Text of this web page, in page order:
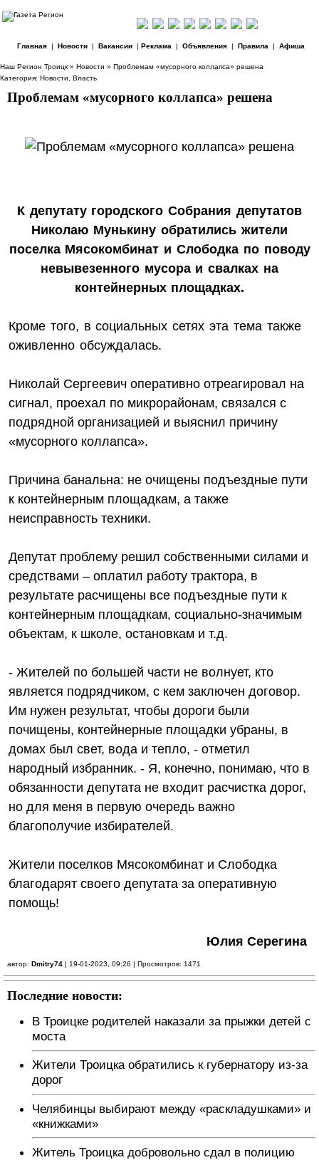
Главная| Новости| Вакансии| Реклама | Объявления| Правила | Афиша
Наш Регион Троицк » Новости » Проблемам «мусорного коллапса» решена
Категория: Новости Власть
Проблемам «мусорного коллапса» решена
К депутату городского Собрания депутатов
Николаю Мунькину обратились жители
поселка Мясокомбинат и Слободка по поводу
невывезенного мусора и свалках на
контейнерных площадках.
Кроме того, в социальных сетях эта тема также
оживленно обсуждалась.
Николай Сергеевич оперативно отреагировал на
сигнал, проехал по микрорайонам, связался с
подрядной организацией и выяснил причину
«мусорного коллапса».
Причина банальна: не очищены подъездные пути
к контейнерным площадкам, а также
неисправность техники.
Депутат проблему решил собственными силами и
средствами – оплатил работу трактора, в
результате расчищены все подъездные пути к
контейнерным площадкам, социально-значимым
объектам, к школе, остановкам и т.д.
- Жителей по большей части не волнует, кто
является подрядчиком, с кем заключен договор.
Им нужен результат, чтобы дороги были
почищены, контейнерные площадки убраны, в
домах был свет, вода и тепло, - отметил
народный избранник. - Я, конечно, понимаю, что в
обязанности депутата не входит расчистка дорог,
но для меня в первую очередь важно
благополучие избирателей.
Жители поселков Мясокомбинат и Слободка
благодарят своего депутата за оперативную
помощь!
Юлия Серегина
автор: Dmitry74 | 19-01-2023, 09:26 | Просмотров: 1471
Последние новости:
В Троицке родителей наказали за прыжки детей с
моста
Жители Троицка обратились к губернатору из-за
дорог
Челябинцы выбирают между «раскладушками» и
«книжками»
Житель Троицка добровольно сдал в полицию